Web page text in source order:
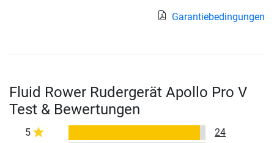
Garantiebedingungen
Fluid Rower Rudergerät Apollo Pro V
Test & Bewertungen
5
24